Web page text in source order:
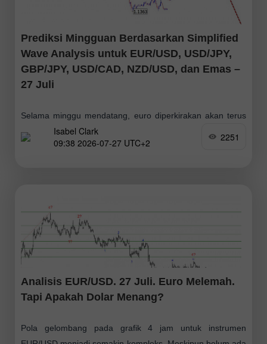
Prediksi Mingguan Berdasarkan Simplified
Wave Analysis untuk EUR/USD, USD/JPY,
GBP/JPY, USD/CAD, NZD/USD, dan Emas –
27 Juli
Selama minggu mendatang, euro diperkirakan akan terus
bergerak mendatar, dengan potensi pergerakan menuju
zona resistance. Pengujian batas atas zona tersebut,
Isabel Clark
09:38 2026-07-27 UTC+2
2251
Analisis EUR/USD. 27 Juli. Euro Melemah.
Tapi Apakah Dolar Menang?
Pola gelombang pada grafik 4 jam untuk instrumen